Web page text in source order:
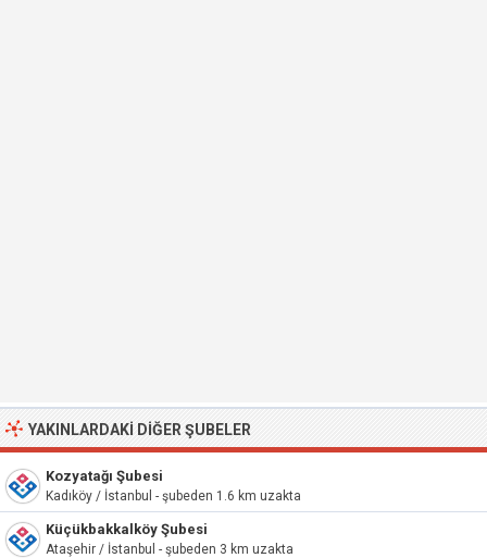
YAKINLARDAKI DIĞER ŞUBELER
Kozyatağı Şubesi
Kadıköy / İstanbul - şubeden 1.6 km uzakta
Küçükbakkalköy Şubesi
Ataşehir / İstanbul - şubeden 3 km uzakta